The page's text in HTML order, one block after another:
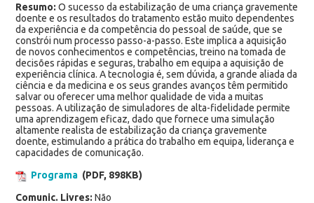
Resumo: O sucesso da estabilização de uma criança gravemente
doente e os resultados do tratamento estão muito dependentes
da experiência e da competência do pessoal de saúde, que se
constrói num processo passo-a-passo. Este implica a aquisição
de novos conhecimentos e competências, treino na tomada de
decisões rápidas e seguras, trabalho em equipa a aquisição de
experiência clínica. A tecnologia é, sem dúvida, a grande aliada da
ciência e da medicina e os seus grandes avanços têm permitido
salvar ou oferecer uma melhor qualidade de vida a muitas
pessoas. A utilização de simuladores de alta-fidelidade permite
uma aprendizagem eficaz, dado que fornece uma simulação
altamente realista de estabilização da criança gravemente
doente, estimulando a prática do trabalho em equipa, liderança e
capacidades de comunicação.
Programa (PDF, 898KB)
Comunic. Livres: Não